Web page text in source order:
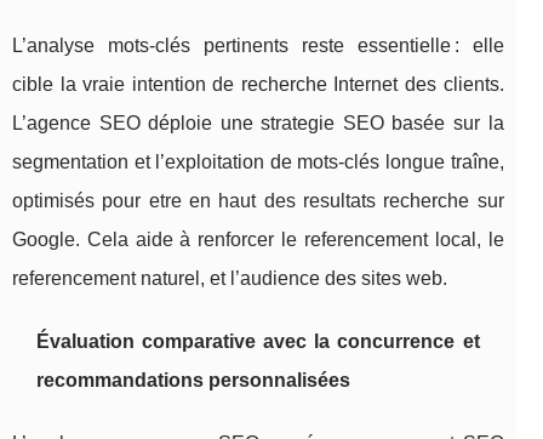
L’analyse mots-clés pertinents reste essentielle : elle
cible la vraie intention de recherche Internet des clients.
L’agence SEO déploie une strategie SEO basée sur la
segmentation et l’exploitation de mots-clés longue traîne,
optimisés pour etre en haut des resultats recherche sur
Google. Cela aide à renforcer le referencement local, le
referencement naturel, et l’audience des sites web.
Évaluation comparative avec la concurrence et
recommandations personnalisées